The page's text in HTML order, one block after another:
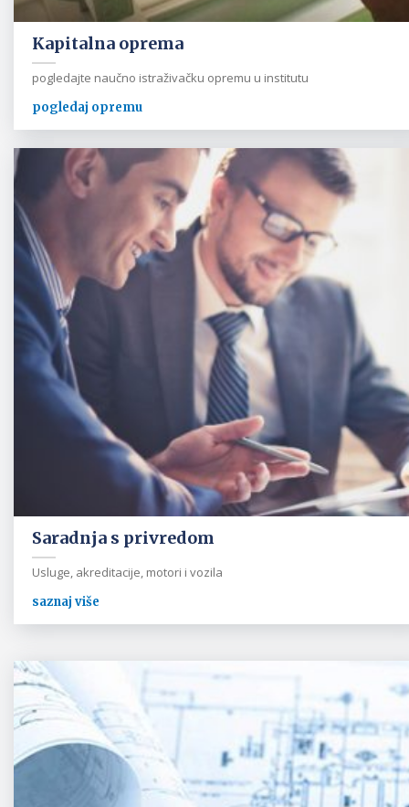
Kapitalna oprema
pogledajte naučno istraživačku opremu u institutu
pogledaj opremu
Saradnja s privredom
Usluge, akreditacije, motori i vozila
saznaj više